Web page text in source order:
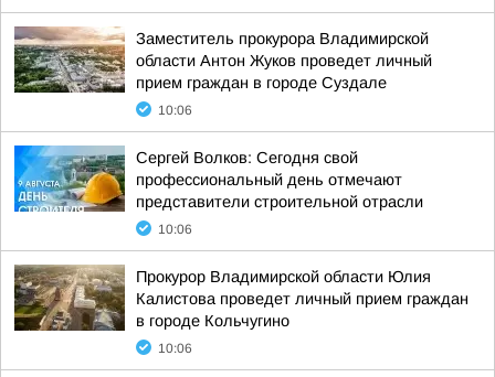
Заместитель прокурора Владимирской
области Антон Жуков проведет личный
прием граждан в городе Суздале
10:06
Сергей Волков: Сегодня свой
профессиональный день отмечают
представители строительной отрасли
10:06
Прокурор Владимирской области Юлия
Калистова проведет личный прием граждан
в городе Кольчугино
10:06